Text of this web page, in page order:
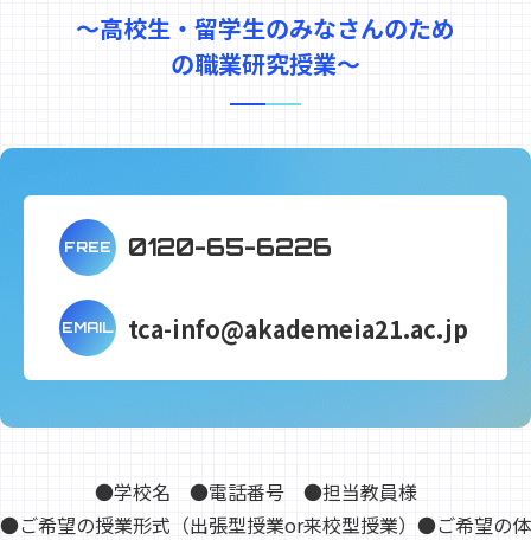
〜高校生・留学生のみなさんのため
の職業研究授業〜
FREE 0120-65-6226
EMAIL tca-info@akademeia21.ac.jp
●学校名 ●電話番号 ●担当教員様
●ご希望の授業形式（出張型授業or来校型授業）●ご希望の体